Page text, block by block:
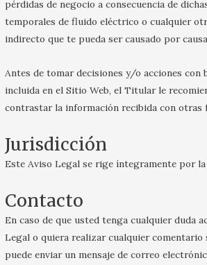
pérdidas de negocio a consecuencia de
temporales de fluido eléctrico o cualquier
indirecto que te pueda ser causado por
Antes de tomar decisiones y/o acciones con
incluida en el Sitio Web, el Titular le
contrastar la información recibida con otras
Jurisdicción
Este Aviso Legal se rige íntegramente por
Contacto
En caso de que usted tenga cualquier duda
Legal o quiera realizar cualquier comentario
puede enviar un mensaje de correo